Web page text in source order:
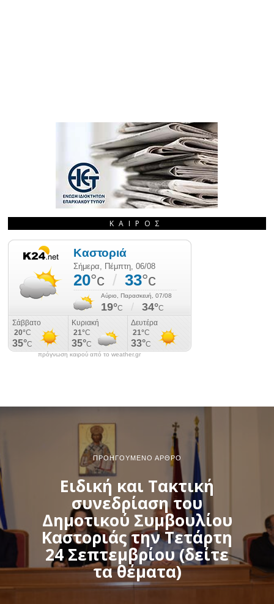
ΚΑΙΡΌΣ
πρόγνωση καιρού από το weather.gr
ΠΡΟΗΓΟΎΜΕΝΟ ΆΡΘΡΟ
Ειδική και Τακτική
συνεδρίαση του
Δημοτικού Συμβουλίου
Καστοριάς την Τετάρτη
24 Σεπτεμβρίου (δείτε
τα θέματα)